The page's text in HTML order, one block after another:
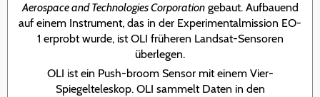
Aerospace and Technologies Corporationgebaut. Aufbauend
auf einem Instrument, das in der Experimentalmission EO-
1 erprobt wurde, ist OLI früheren Landsat-Sensoren
überlegen.
OLI ist ein Push-broom Sensor mit einem Vier-
Spiegelteleskop. OLI sammelt Daten in den